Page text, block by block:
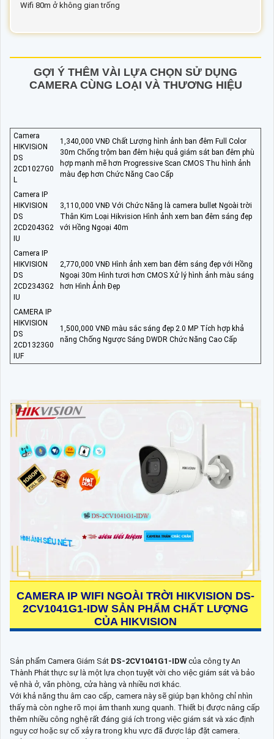
Wifi 80m ở không gian trống
GỢI Ý THÊM VÀI LỰA CHỌN SỬ DỤNG
CAMERA CÙNG LOẠI VÀ THƯƠNG HIỆU
Camera
HIKVISiON
DS
2CD1027G0
L
1,340,000 VNĐ Chất Lượng hình ảnh ban đêm Full Color
30m Chống trộm ban đêm hiệu quả giám sát ban đêm phù
hợp mạnh mẽ hơn Progressive Scan CMOS Thu hình ảnh
màu đẹp hơn Chức Năng Cao Cấp
Camera IP
HIKVISION
DS
2CD2043G2
IU
3,110,000 VNĐ Với Chức Năng là camera bullet Ngoài trời
Thân Kim Loại Hikvision Hình ảnh xem ban đêm sáng đẹp
với Hồng Ngoại 40m
Camera IP
HIKVISION
DS
2CD2343G2
IU
2,770,000 VNĐ Hình ảnh xem ban đêm sáng đẹp với Hồng
Ngoại 30m Hình tươi hơn CMOS Xử lý hình ảnh màu sáng
hơn Hình Ảnh Đẹp
CAMERA IP
HIKVISION
DS
2CD1323G0
IUF
1,500,000 VNĐ màu sắc sáng đẹp 2.0 MP Tích hợp khả
năng Chống Ngược Sáng DWDR Chức Năng Cao Cấp
CAMERA IP WIFI NGOÀI TRỜI HIKVISION DS-
2CV1041G1-IDW SẢN PHẨM CHẤT LƯỢNG
CỦA HIKVISION
Sản phẩm Camera Giám Sát DS-2CV1041G1-IDW của công ty An
Thành Phát thực sự là một lựa chọn tuyệt vời cho việc giám sát và bảo
vệ nhà ở, văn phòng, cửa hàng và nhiều nơi khác.
Với khả năng thu âm cao cấp, camera này sẽ giúp bạn không chỉ nhìn
thấy mà còn nghe rõ mọi âm thanh xung quanh. Thiết bị được nâng cấp
thêm nhiều công nghệ rất đáng giá ích trong việc giám sát và xác định
nguy cơ hoặc sự cố xảy ra trong khu vực đã được lắp đặt camera.